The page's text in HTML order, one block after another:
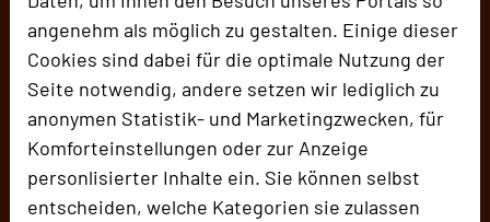
angenehm als möglich zu gestalten. Einige dieser
Cookies sind dabei für die optimale Nutzung der
Seite notwendig, andere setzen wir lediglich zu
anonymen Statistik- und Marketingzwecken, für
Komforteinstellungen oder zur Anzeige
personlisierter Inhalte ein. Sie können selbst
entscheiden, welche Kategorien sie zulassen